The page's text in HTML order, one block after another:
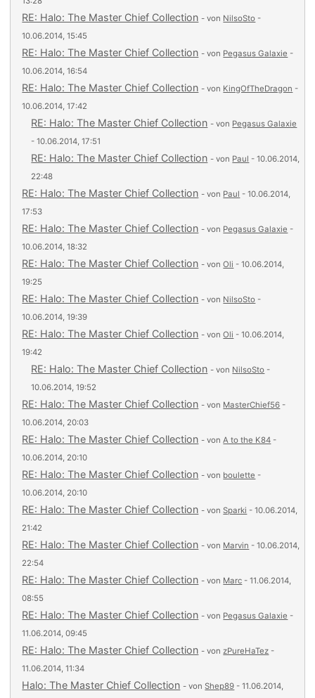
RE: Halo: The Master Chief Collection - von NilsoSto -
10.06.2014, 15:45
RE: Halo: The Master Chief Collection - von Pegasus Galaxie -
10.06.2014, 16:54
RE: Halo: The Master Chief Collection - von KingOfTheDragon -
10.06.2014, 17:42
RE: Halo: The Master Chief Collection - von Pegasus Galaxie
- 10.06.2014, 17:51
RE: Halo: The Master Chief Collection - von Paul - 10.06.2014,
22:48
RE: Halo: The Master Chief Collection - von Paul - 10.06.2014,
17:53
RE: Halo: The Master Chief Collection - von Pegasus Galaxie -
10.06.2014, 18:32
RE: Halo: The Master Chief Collection - vonOli - 10.06.2014,
19:25
RE: Halo: The Master Chief Collection - von NilsoSto -
10.06.2014, 19:39
RE: Halo: The Master Chief Collection - vonOli - 10.06.2014,
19:42
RE: Halo: The Master Chief Collection - von NilsoSto -
10.06.2014, 19:52
RE: Halo: The Master Chief Collection - von MasterChief56 -
10.06.2014, 20:03
RE: Halo: The Master Chief Collection - vonA to the K84 -
10.06.2014, 20:10
RE: Halo: The Master Chief Collection - von boulette -
10.06.2014, 20:10
RE: Halo: The Master Chief Collection - vonSparki - 10.06.2014,
21:42
RE: Halo: The Master Chief Collection - von Marvin - 10.06.2014,
22:54
RE: Halo: The Master Chief Collection - von Marc - 11.06.2014,
08:55
RE: Halo: The Master Chief Collection - von Pegasus Galaxie -
11.06.2014, 09:45
RE: Halo: The Master Chief Collection - vonzPureHaTez -
11.06.2014, 11:34
Halo: The Master Chief Collection - vonShep89 - 11.06.2014,